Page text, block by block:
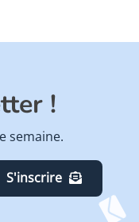
!
semaine.
S'inscrire